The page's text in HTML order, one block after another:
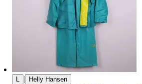
L | Helly Hansen